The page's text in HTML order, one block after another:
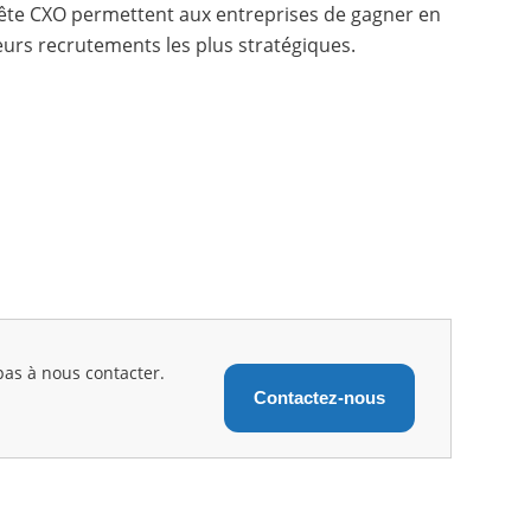
CXO permettent aux entreprises de gagner en
recrutements les plus stratégiques.
à nous contacter.
Contactez-nous